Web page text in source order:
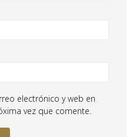
electrónico y web en
vez que comente.